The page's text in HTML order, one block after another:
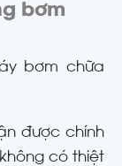
bơm
bơm chữa
được chính
có thiệt